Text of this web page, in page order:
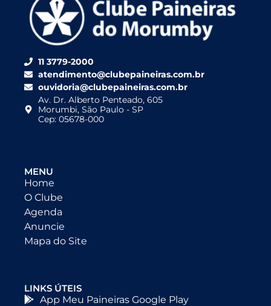
11 3779-2000
atendimento@clubepaineiras.com.br
ouvidoria@clubepaineiras.com.br
Av. Dr. Alberto Penteado, 605
Morumbi, São Paulo - SP
Cep: 05678-000
MENU
Home
O Clube
Agenda
Anuncie
Mapa do Site
LINKS ÚTEIS
App Meu Paineiras Google Play